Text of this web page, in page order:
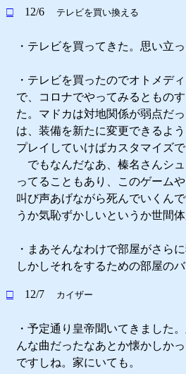
□ 12/6 テレビを買い換える
・テレビを買ってきた。思い立
・テレビを買ったのでオトメデ
で、コロナでやってみるともの
た。マドカは対地関係が弱点だ
は、装備を新たに変更できるよ
プレイしていけばカスタマイズで
でもなんだなあ、榛名さんシ
ってることもあり、このゲーム
叫び声あげながら死んでいくん
うか気恥ずかしいというか世間体
・まあそんなわけで部屋がさら
しかしそれをするための部屋の
□ 12/7 カイザー
・予定通り皇帝聞いてきました
んな曲だったなあとか懐かしか
ですしね。家にいても。